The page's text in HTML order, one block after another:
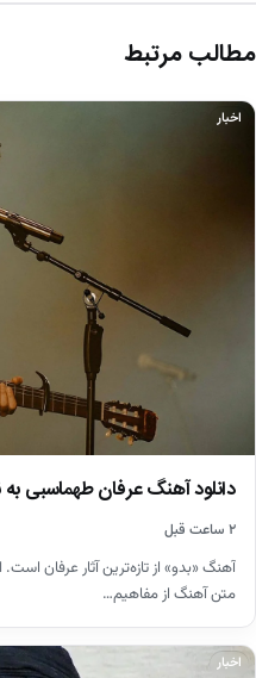
مطالب مرتبط
اخبار
دانلود آهنگ عرفان طهماسبی به
۲ ساعت قبل
آهنگ «بدو» از تازه‌ترین آثار عرفان
متن آهنگ از مفاهیم…
اخبار